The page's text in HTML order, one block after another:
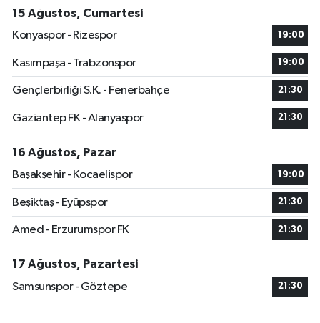
15 Ağustos, Cumartesi
Konyaspor - Rizespor
19:00
Kasımpaşa - Trabzonspor 19:00
Gençlerbirliği S.K. - Fenerbahçe 21:30
Gaziantep FK - Alanyaspor 21:30
16 Ağustos, Pazar
Başakşehir - Kocaelispor
19:00
Beşiktaş - Eyüpspor 21:30
Amed - Erzurumspor FK 21:30
17 Ağustos, Pazartesi
Samsunspor - Göztepe
21:30